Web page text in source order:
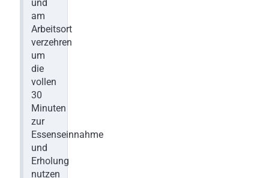
und
am
Arbeitsort
verzehren
um
die
vollen
30
Minuten
zur
Essenseinnahme
und
Erholung
nutzen